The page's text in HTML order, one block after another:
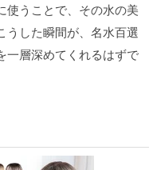
使うことで、その水の美
うした瞬間が、名水百選
一層深めてくれるはずで